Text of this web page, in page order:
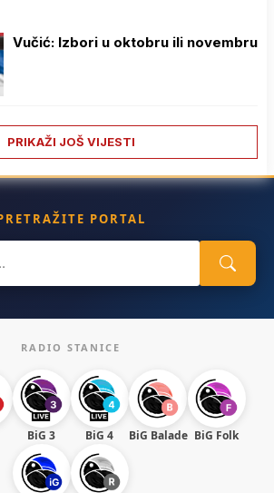
Vučić: Izbori u oktobru ili novembru
PRIKAŽI JOŠ VIJESTI
PORTAL
RADIO STANICE
BiG 3 BiG 4 BiG Balade BiG Folk